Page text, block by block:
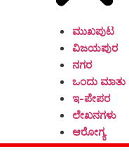
ಮುಖಪುಟ
ವಿಜಯಪುರ
ನಗರ
ಒಂದು ಮಾತು
ಇ-ಪೇಪರ
ಲೇಖನಗಳು
ಆರೋಗ್ಯ